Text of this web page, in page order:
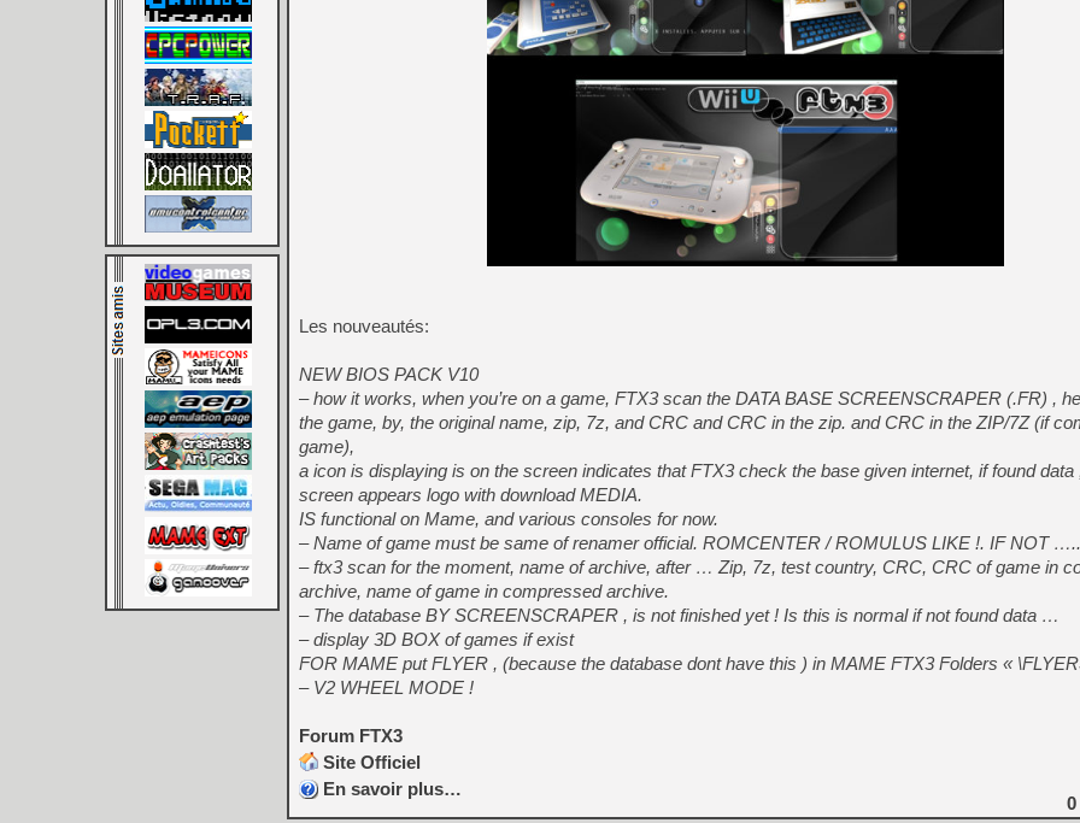
Les nouveautés:
NEW BIOS PACK V10
– how it works, when you’re on a game, FTX3 scan the DATA BASE SCREENSCRAPER (.FR) ,
the game, by, the original name, zip, 7z, and CRC and CRC in the zip. and CRC in the ZIP/7Z (if
game),
a icon is displaying is on the screen indicates that FTX3 check the base given internet, if found data
screen appears logo with download MEDIA.
IS functional on Mame, and various consoles for now.
– Name of game must be same of renamer official. ROMCENTER / ROMULUS LIKE !. IF NOT …..
– ftx3 scan for the moment, name of archive, after … Zip, 7z, test country, CRC, CRC of game in
archive, name of game in compressed archive.
– The database BY SCREENSCRAPER , is not finished yet ! Is this is normal if not found data …
– display 3D BOX of games if exist
FOR MAME put FLYER , (because the database dont have this ) in MAME FTX3 Folders «
– V2 WHEEL MODE !
Forum FTX3
Site Officiel
En savoir plus…
0